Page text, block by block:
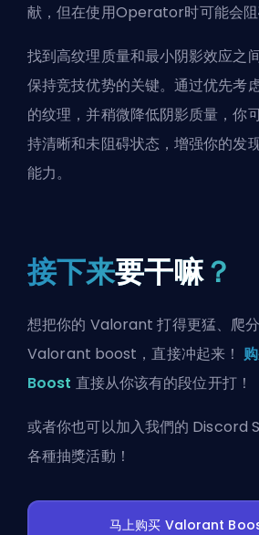
献，但在使用Operator时可能会阻
找到高纹理质量和最小阴影效应之
保持竞技优势的关键。通过优先考
的纹理，并稍微降低阴影质量，你
持清晰和未阻碍状态，增强你的发
能力。
接下来要干嘛？
想把你的 Valorant 打得更猛、爬
Valorant boost，直接冲起来！
Boost 直接从你该有的段位开打！
或者你也可以加入我們的 Discord
各種抽獎活動！
马上购买 Valorant